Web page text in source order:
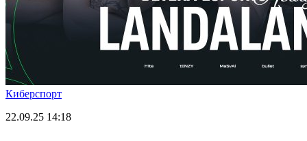
Киберспорт
22.09.25 14:18